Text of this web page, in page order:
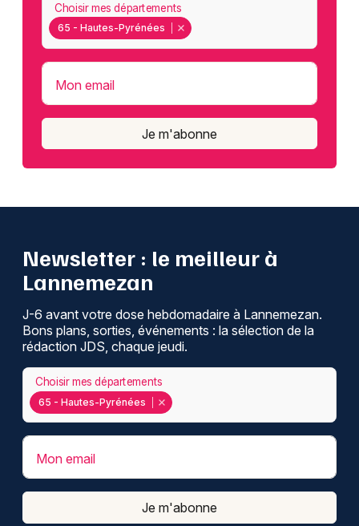
65 - Hautes-Pyrénées
Choisir mes départements
Mon email
Je m'abonne
Newsletter : le meilleur à
Lannemezan
J-6 avant votre dose hebdomadaire à Lannemezan.
Bons plans, sorties, événements : la sélection de la
rédaction JDS, chaque jeudi.
65 - Hautes-Pyrénées
Choisir mes départements
Mon email
Je m'abonne